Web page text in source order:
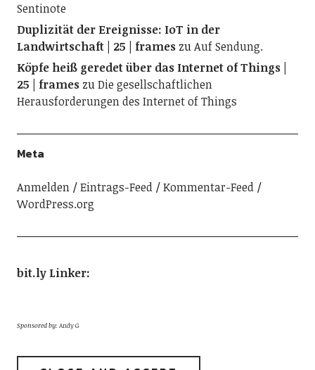
Sentinote
Duplizität der Ereignisse: IoT in der
Landwirtschaft | 25 | frameszuAuf Sendung.
Köpfe heiß geredet über das Internet of Things |
25 | frameszuDie gesellschaftlichen
Herausforderungen des Internet of Things
Meta
Anmelden Eintrags-Feed
Kommentar-Feed
WordPress.org
bit.ly Linker:
Sponsored by: Andy G